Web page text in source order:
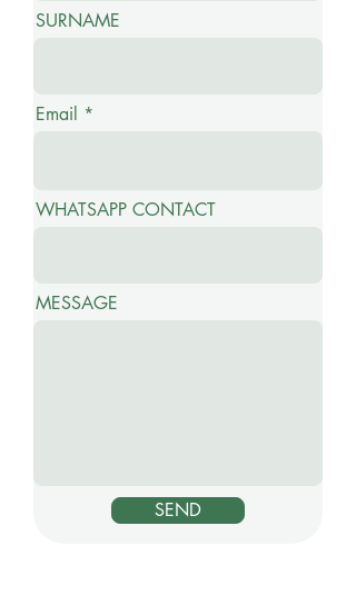
SURNAME
Email
WHATSAPP CONTACT
MESSAGE
SEND